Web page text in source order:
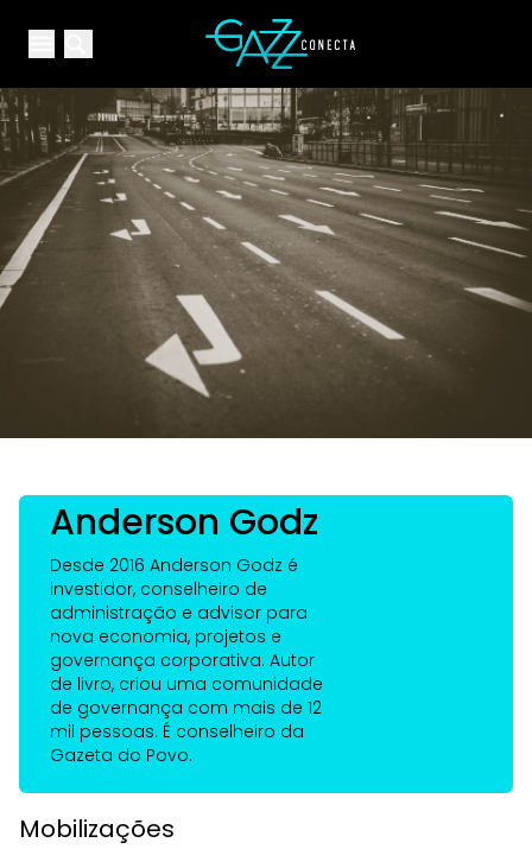
Open main menuYour Company
Anderson Godz
Desde 2016 Anderson Godz é
investidor, conselheiro de
administração e advisor para
nova economia, projetos e
governança corporativa. Autor
de livro, criou uma comunidade
de governança com mais de 12
mil pessoas. É conselheiro da
Gazeta do Povo.
Mobilizações